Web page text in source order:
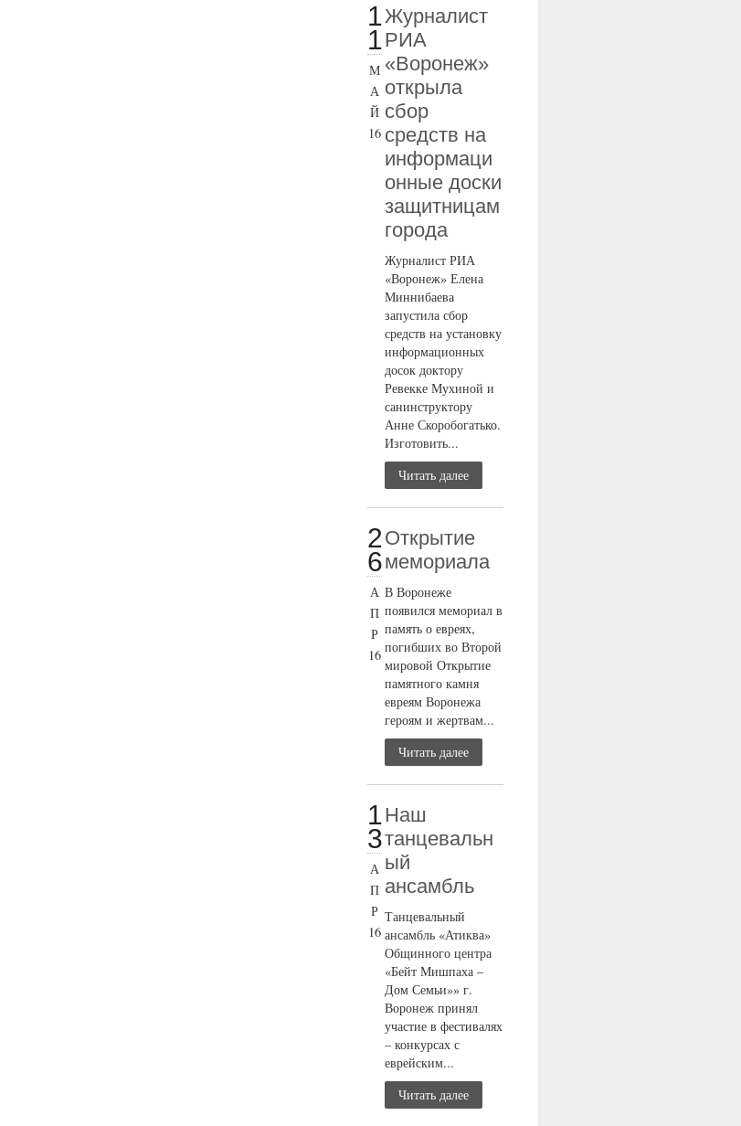
1
1
М
А
Й
16
Журналист
РИА
«Воронеж»
открыла
сбор
средств на
информаци
онные доски
защитницам
города
Журналист РИА
«Воронеж» Елена
Миннибаева
запустила сбор
средств на установку
информационных
досок доктору
Ревекке Мухиной и
санинструктору
Анне Скоробогатько.
Изготовить...
Читать далее
2
6
А
П
Р
16
Открытие
мемориала
В Воронеже
появился мемориал в
память о евреях,
погибших во Второй
мировой Открытие
памятного камня
евреям Воронежа
героям и жертвам...
Читать далее
1
3
А
П
Р
16
Наш
танцевальн
ый
ансамбль
Танцевальный
ансамбль «Атиква»
Общинного центра
«Бейт Мишпаха –
Дом Семьи»» г.
Воронеж принял
участие в фестивалях
– конкурсах с
еврейским...
Читать далее